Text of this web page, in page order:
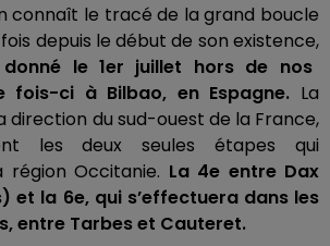
connaît le tracé de lagrand boucle
depuis le début de son existence,
le 1er juillet hors de nos
fois-ci à Bilbao, en Espagne. La
direction du sud-ouest de la France,
les deux seules étapes qui
Occitanie. La 4e entre Dax
et la 6e, qui s’effectuera dans les
entre Tarbes et Cauteret.